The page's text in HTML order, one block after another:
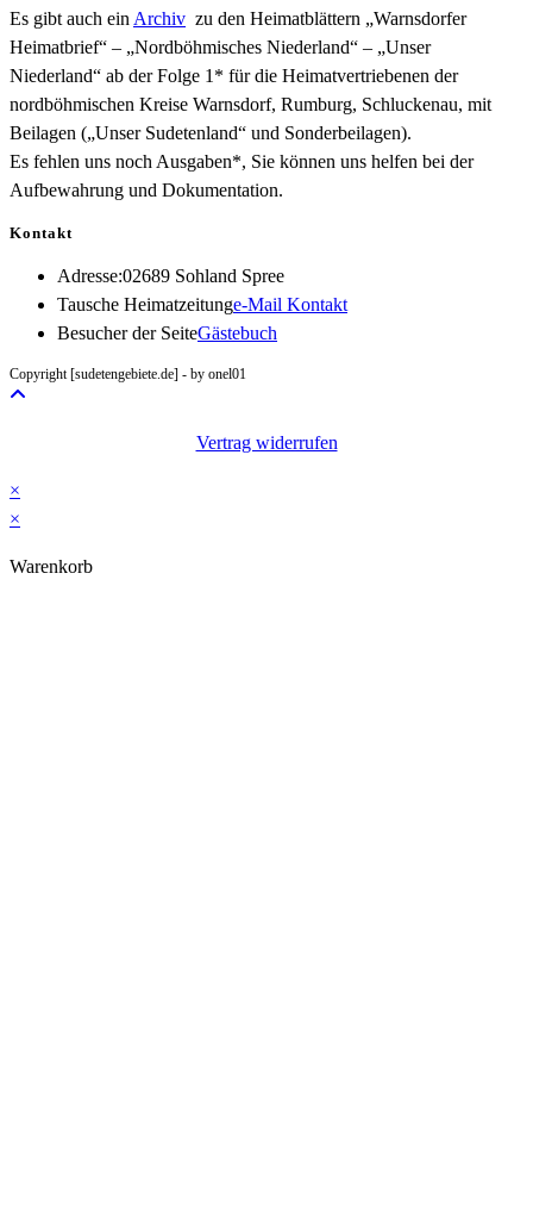
Es gibt auch ein Archiv zu den Heimatblättern „Warnsdorfer
Heimatbrief“ – „Nordböhmisches Niederland“ – „Unser
Niederland“ ab der Folge 1* für die Heimatvertriebenen der
nordböhmischen Kreise Warnsdorf, Rumburg, Schluckenau, mit
Beilagen („Unser Sudetenland“ und Sonderbeilagen).
Es fehlen uns noch Ausgaben*, Sie können uns helfen bei der
Aufbewahrung und Dokumentation.
Kontakt
Adresse:02689 Sohland Spree
Tausche Heimatzeitunge-Mail KontaktOpens
Besucher der SeiteGästebuch
Copyright [sudetengebiete.de] - by onel01
Vertrag widerrufen
×
×
Warenkorb